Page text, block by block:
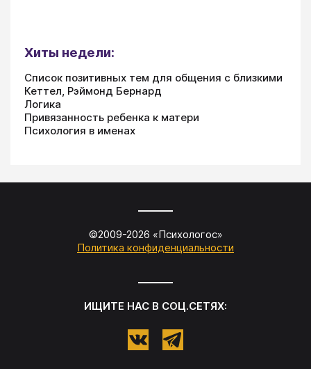
Хиты недели:
Список позитивных тем для общения с близкими
Кеттел, Рэймонд Бернард
Логика
Привязанность ребенка к матери
Психология в именах
©2009-2026 «Психологос»
Политика конфиденциальности
ИЩИТЕ НАС В СОЦ.СЕТЯХ: